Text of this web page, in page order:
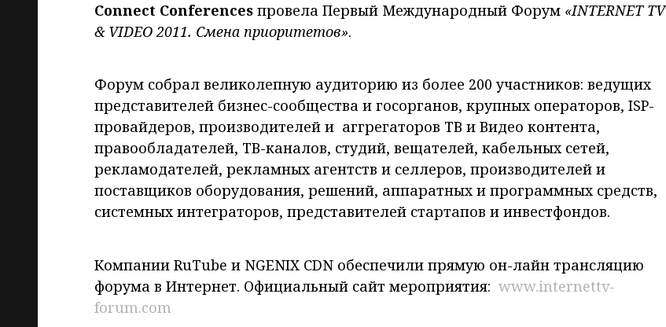
Connect Conferences провела Первый Международный Форум «INTERNET TV
& VIDEO 2011. Смена приоритетов».
Форум собрал великолепную аудиторию из более 200 участников: ведущих
представителей бизнес-сообщества и госорганов, крупных операторов, ISP-
провайдеров, производителей и аггрегаторов ТВ и Видео контента,
правообладателей, ТВ-каналов, студий, вещателей, кабельных сетей,
рекламодателей, рекламных агентств и селлеров, производителей и
поставщиков оборудования, решений, аппаратных и программных средств,
системных интеграторов, представителей стартапов и инвестфондов.
Компании RuTube и NGENIX CDN обеспечили прямую он-лайн трансляцию
форума в Интернет. Официальный сайт мероприятия: www.internettv-
forum.com